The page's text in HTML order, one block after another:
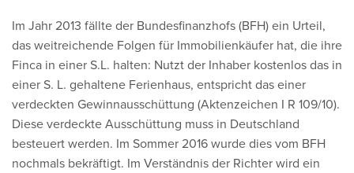
Im Jahr 2013 fällte der Bundesfinanzhofs (BFH) ein Urteil,
das weitreichende Folgen für Immobilienkäufer hat, die ihre
Finca in einer S.L. halten: Nutzt der Inhaber kostenlos das in
einer S. L. gehaltene Ferienhaus, entspricht das einer
verdeckten Gewinnausschüttung (Aktenzeichen I R 109/10).
Diese verdeckte Ausschüttung muss in Deutschland
besteuert werden. Im Sommer 2016 wurde dies vom BFH
nochmals bekräftigt. Im Verständnis der Richter wird ein